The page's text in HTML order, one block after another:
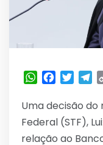
WhatsApp
Facebook
Uma decisão
Federal (STF),
relação ao